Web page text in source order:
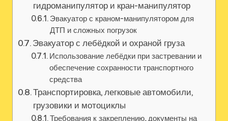
гидроманипулятор и кран-манипулятор
Эвакуатор с краном-манипулятором для
ДТП и сложных погрузок
Эвакуатор с лебёдкой и охраной груза
Использование лебёдки при застревании и
обеспечение сохранности транспортного
средства
Транспортировка, легковые автомобили,
грузовики и мотоциклы
Требования к закреплению, документы на